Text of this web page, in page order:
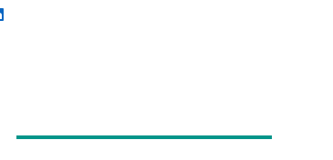
Compartilhar no LinkedIn